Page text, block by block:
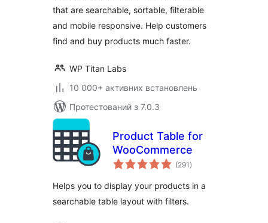
that are searchable, sortable, filterable
and mobile responsive. Help customers
find and buy products much faster.
WP Titan Labs
10 000+ активних встановлень
Протестований з 7.0.3
Product Table for
WooCommerce
(291 загальний
рейтинг
)
Helps you to display your products in a
searchable table layout with filters.